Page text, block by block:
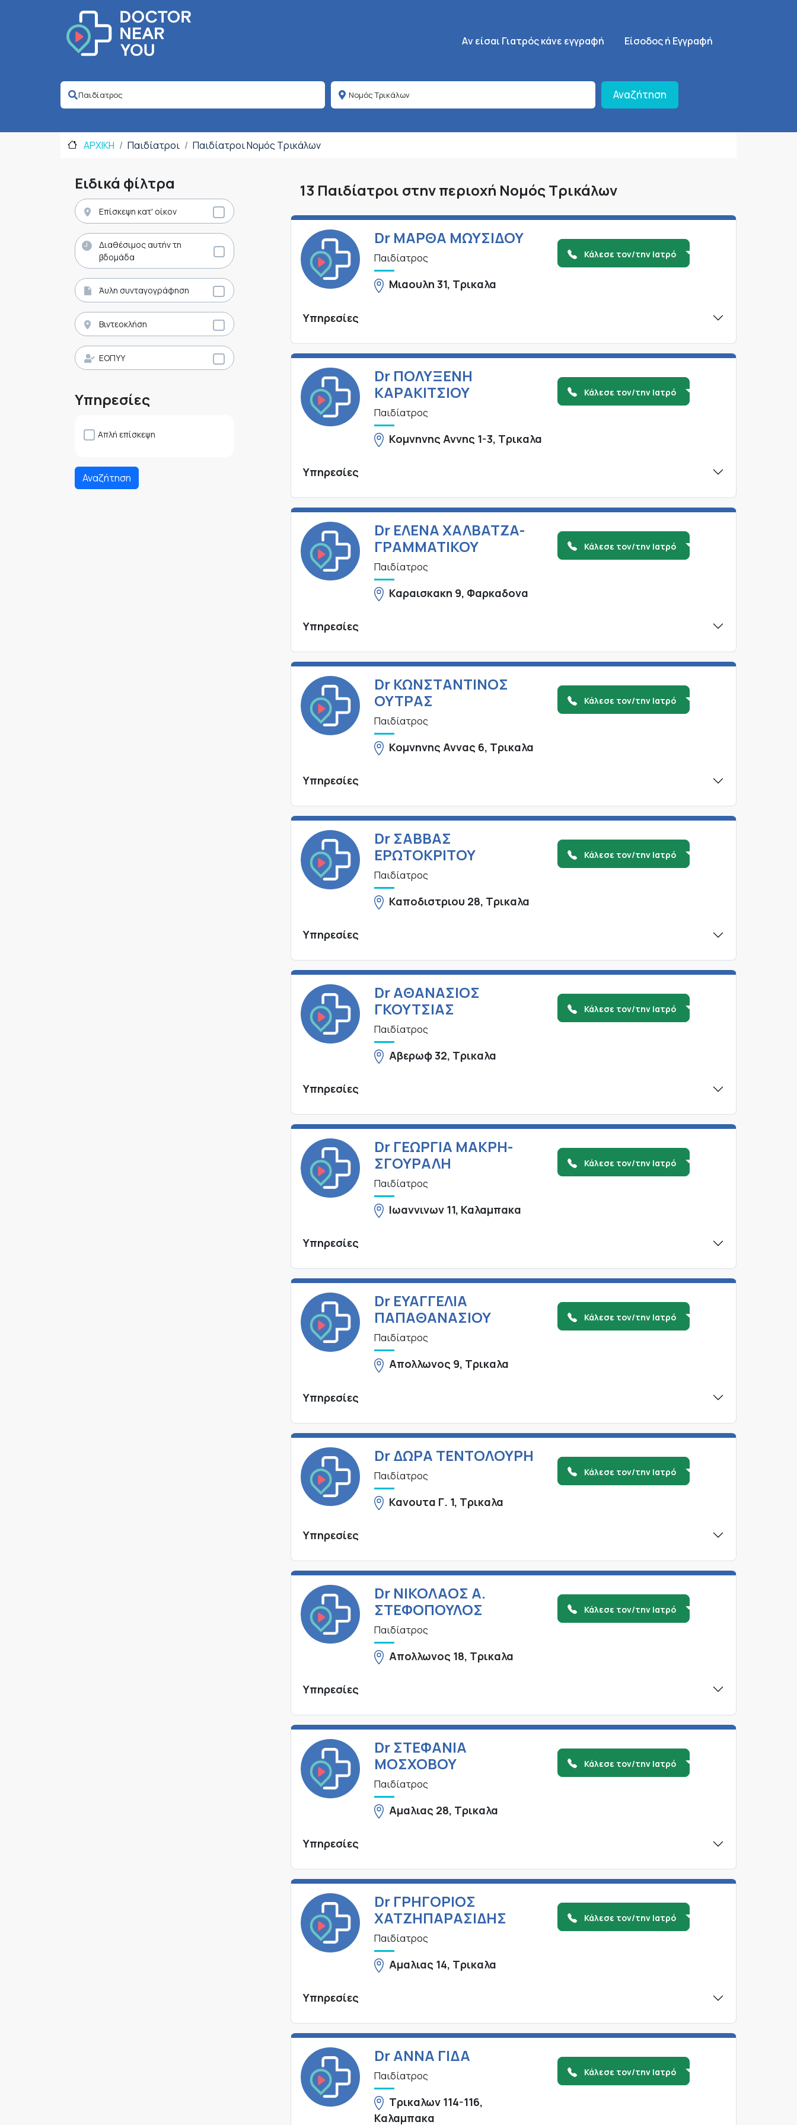
Κεντρική πλοήγηση
Aν είσαι Γιατρός κάνε εγγραφή SignUp Menu
Είσοδος ή Εγγραφή
Αναζήτηση
ΑΡΧΙΚΗ Παιδίατροι Παιδίατροι Νομός Τρικάλων
Ειδικά φίλτρα
Επίσκεψη κατ' οίκον
Διαθέσιμος αυτήν τη
βδομάδα
Άυλη συνταγογράφηση
Βιντεοκλήση
ΕΟΠΥΥ
Υπηρεσίες
Απλή επίσκεψη
Αναζήτηση
13 Παιδίατροι στην περιοχή Νομός Τρικάλων
Dr ΜΑΡΘΑ ΜΩΥΣΙΔΟΥ
Παιδίατρος
Μιαουλη 31, Τρικαλα
Κάλεσε τον/την Ιατρό
Υπηρεσίες
Dr ΠΟΛΥΞΕΝΗ
ΚΑΡΑΚΙΤΣΙΟΥ
Παιδίατρος
Κομνηνης Αννης 1-3, Τρικαλα
Κάλεσε τον/την Ιατρό
Υπηρεσίες
Dr ΕΛΕΝΑ ΧΑΛΒΑΤΖΑ-
ΓΡΑΜΜΑΤΙΚΟΥ
Παιδίατρος
Καραισκακη 9, Φαρκαδονα
Κάλεσε τον/την Ιατρό
Υπηρεσίες
Dr ΚΩΝΣΤΑΝΤΙΝΟΣ
ΟΥΤΡΑΣ
Παιδίατρος
Κομνηνης Αννας 6, Τρικαλα
Κάλεσε τον/την Ιατρό
Υπηρεσίες
Dr ΣΑΒΒΑΣ
ΕΡΩΤΟΚΡΙΤΟΥ
Παιδίατρος
Καποδιστριου 28, Τρικαλα
Κάλεσε τον/την Ιατρό
Υπηρεσίες
Dr ΑΘΑΝΑΣΙΟΣ
ΓΚΟΥΤΣΙΑΣ
Παιδίατρος
Αβερωφ 32, Τρικαλα
Κάλεσε τον/την Ιατρό
Υπηρεσίες
Dr ΓΕΩΡΓΙΑ ΜΑΚΡΗ-
ΣΓΟΥΡΑΛΗ
Παιδίατρος
Ιωαννινων 11, Καλαμπακα
Κάλεσε τον/την Ιατρό
Υπηρεσίες
Dr ΕΥΑΓΓΕΛΙΑ
ΠΑΠΑΘΑΝΑΣΙΟΥ
Παιδίατρος
Απολλωνος 9, Τρικαλα
Κάλεσε τον/την Ιατρό
Υπηρεσίες
Dr ΔΩΡΑ ΤΕΝΤΟΛΟΥΡΗ
Παιδίατρος
Κανουτα Γ. 1, Τρικαλα
Κάλεσε τον/την Ιατρό
Υπηρεσίες
Dr ΝΙΚΟΛΑΟΣ Α.
ΣΤΕΦΟΠΟΥΛΟΣ
Παιδίατρος
Απολλωνος 18, Τρικαλα
Κάλεσε τον/την Ιατρό
Υπηρεσίες
Dr ΣΤΕΦΑΝΙΑ
ΜΟΣΧΟΒΟΥ
Παιδίατρος
Αμαλιας 28, Τρικαλα
Κάλεσε τον/την Ιατρό
Υπηρεσίες
Dr ΓΡΗΓΟΡΙΟΣ
ΧΑΤΖΗΠΑΡΑΣΙΔΗΣ
Παιδίατρος
Αμαλιας 14, Τρικαλα
Κάλεσε τον/την Ιατρό
Υπηρεσίες
Dr ΑΝΝΑ ΓΙΔΑ
Παιδίατρος
Τρικαλων 114-116,
Καλαμπακα
Κάλεσε τον/την Ιατρό